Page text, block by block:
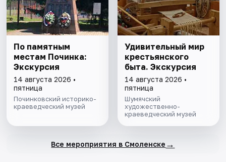
По памятным
местам Починка:
Экскурсия
14 августа 2026 •
пятница
Починковский историко-
краеведческий музей
Удивительный мир
крестьянского
быта. Экскурсия
14 августа 2026 •
пятница
Шумячский
художественно-
краеведческий музей
Все мероприятия в Смоленске →